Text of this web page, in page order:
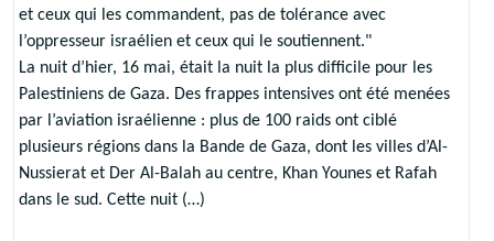
et ceux qui les commandent, pas de tolérance avec
l’oppresseur israélien et ceux qui le soutiennent."
La nuit d’hier, 16 mai, était la nuit la plus difficile pour les
Palestiniens de Gaza. Des frappes intensives ont été menées
par l’aviation israélienne : plus de 100 raids ont ciblé
plusieurs régions dans la Bande de Gaza, dont les villes d’Al-
Nussierat et Der Al-Balah au centre, Khan Younes et Rafah
dans le sud. Cette nuit (…)